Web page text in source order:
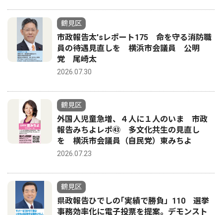
鶴見区
市政報告太'sレポート175 命を守る消防職
員の待遇見直しを 横浜市会議員 公明
党 尾崎太
2026.07.30
鶴見区
外国人児童急増、４人に１人のいま 市政
報告みちよレポ㊸ 多文化共生の見直し
を 横浜市会議員（自民党）東みちよ
2026.07.23
鶴見区
県政報告ひでしの｢実績で勝負」110 選挙
事務効率化に電子投票を提案。デモンスト